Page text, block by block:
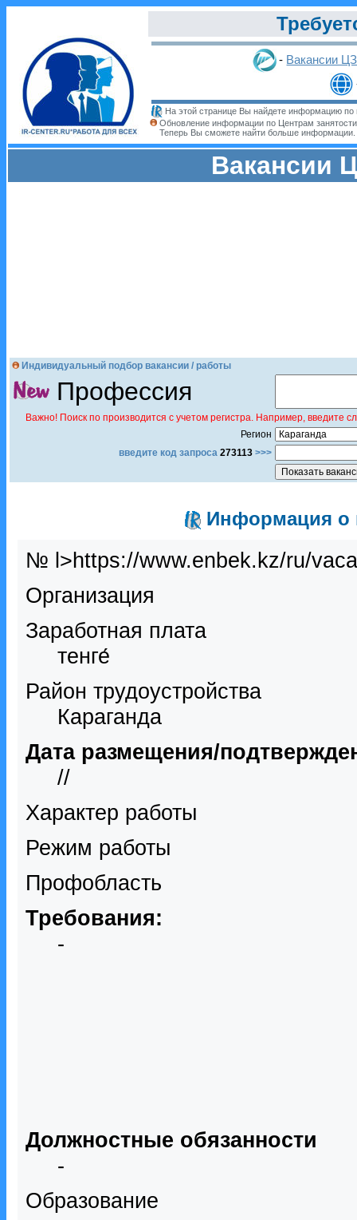
- Вакансии
На этой странице Вы найдете информацию по
Обновление информации по Центрам
Теперь Вы сможете найти больше информации.
Вакансии
Индивидуальный подбор вакансии / работы
Профессия
Важно! Поиск по производится с учетом регистра. Например,
Регион
введите код запроса 273113 >>>
Информация о
№ l>https://www.enbek.kz/ru/
Организация
Заработная плата
тенге́
Район трудоустройства
Караганда
Дата размещения/
//
Характер работы
Режим работы
Профобласть
Требования:
-
Должностные обязанности
-
Образование